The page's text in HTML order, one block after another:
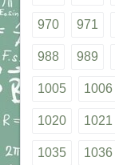
970 971
988 989
1005 1006
1020 1021
1035 1036